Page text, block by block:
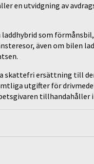
en utvidgning av
laddhybrid som
även om bilen
skattefri ersättning till
utgifter för